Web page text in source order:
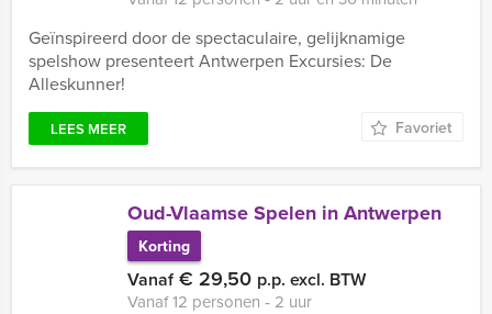
Geïnspireerd door de spectaculaire, gelijknamige
spelshow presenteert Antwerpen Excursies: De
Alleskunner!
LEES MEER Favoriet
Oud-Vlaamse Spelen in Antwerpen
Korting
Vanaf€ 29,50 p.p. excl. BTW
Vanaf 12 personen ‐ 2 uur